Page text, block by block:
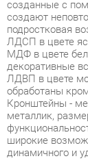
декоративные
ЛДВП в цвете
обработаны
Кронштейны -
металлик,
широкие
динамичного и
использованию в
мебель
мебель не
дизайна и